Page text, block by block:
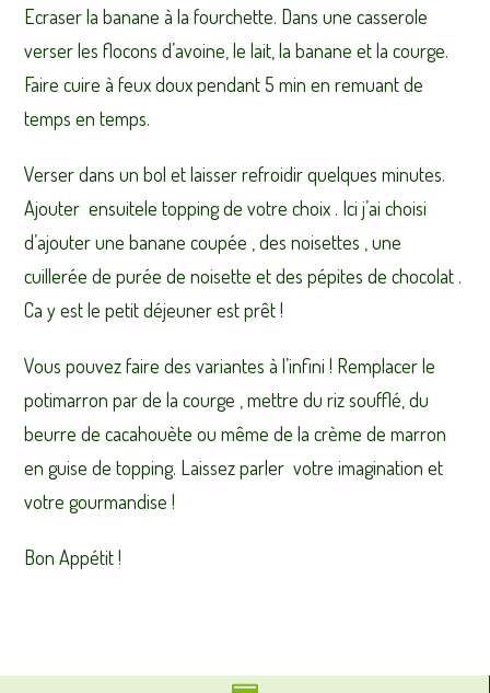
Ecraser la banane à la fourchette. Dans une casserole
verser les flocons d’avoine, le lait, la banane et la courge.
Faire cuire à feux doux pendant 5 min en remuant de
temps en temps.
Verser dans un bol et laisser refroidir quelques minutes.
Ajouter ensuitele topping de votre choix . Ici j’ai choisi
d’ajouter une banane coupée , des noisettes , une
cuillerée de purée de noisette et des pépites de chocolat .
Ca y est le petit déjeuner est prêt !
Vous pouvez faire des variantes à l’infini ! Remplacer le
potimarron par de la courge , mettre du riz soufflé, du
beurre de cacahouète ou même de la crème de marron
en guise de topping. Laissez parler votre imagination et
votre gourmandise !
Bon Appétit !